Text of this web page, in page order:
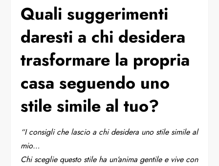
Quali suggerimenti
daresti a chi desidera
trasformare la propria
casa seguendo uno
stile simile al tuo?
“I consigli che lascio a chi desidera uno stile simile al
mio…
Chi sceglie questo stile ha un’anima gentile e vive con